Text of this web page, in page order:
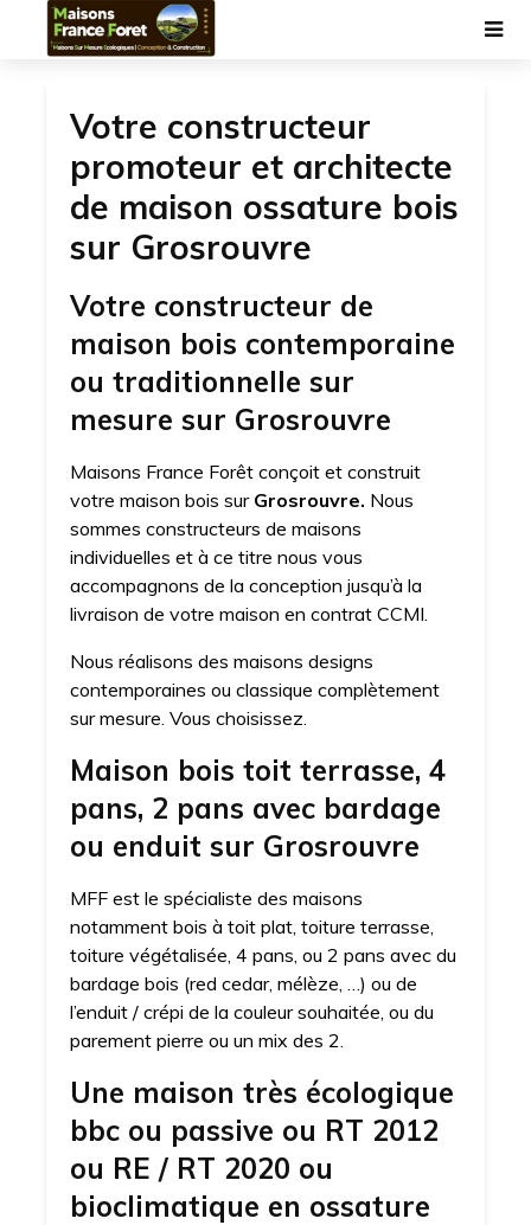
Votre constructeur
promoteur et architecte
de maison ossature bois
sur Grosrouvre
Votre constructeur de
maison bois contemporaine
ou traditionnelle sur
mesure sur Grosrouvre
Maisons France Forêt conçoit et construit
votre maison bois sur Grosrouvre. Nous
sommes constructeurs de maisons
individuelles et à ce titre nous vous
accompagnons de la conception jusqu’à la
livraison de votre maison en contrat CCMI.
Nous réalisons des maisons designs
contemporaines ou classique complètement
sur mesure. Vous choisissez.
Maison bois toit terrasse, 4
pans, 2 pans avec bardage
ou enduit sur Grosrouvre
MFF est le spécialiste des maisons
notamment bois à toit plat, toiture terrasse,
toiture végétalisée, 4 pans, ou 2 pans avec du
bardage bois (red cedar, mélèze, …) ou de
l’enduit / crépi de la couleur souhaitée, ou du
parement pierre ou un mix des 2.
Une maison très écologique
bbc ou passive ou RT 2012
ou RE / RT 2020 ou
bioclimatique en ossature